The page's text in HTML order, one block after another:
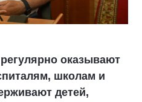
оказывают
школам и
детей,